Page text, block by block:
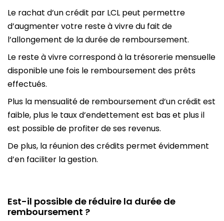
Le rachat d’un crédit par LCL peut permettre
d’augmenter votre reste à vivre du fait de
l’allongement de la durée de remboursement.
Le reste à vivre correspond à la trésorerie mensuelle
disponible une fois le remboursement des prêts
effectués.
Plus la mensualité de remboursement d’un crédit est
faible, plus le taux d’endettement est bas et plus il
est possible de profiter de ses revenus.
De plus, la réunion des crédits permet évidemment
d’en faciliter la gestion.
Est-il possible de réduire la durée de
remboursement ?